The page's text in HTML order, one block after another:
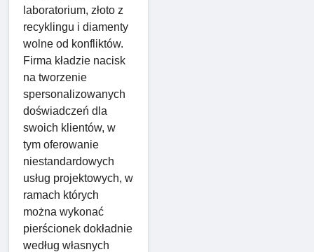
laboratorium, złoto z
recyklingu i diamenty
wolne od konfliktów.
Firma kładzie nacisk
na tworzenie
spersonalizowanych
doświadczeń dla
swoich klientów, w
tym oferowanie
niestandardowych
usług projektowych, w
ramach których
można wykonać
pierścionek dokładnie
według własnych